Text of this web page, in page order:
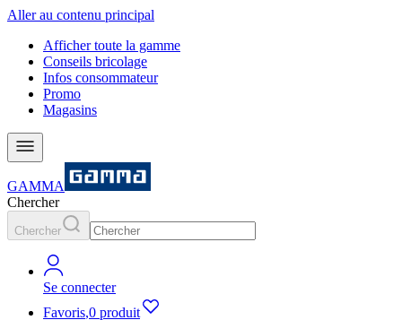
Aller au contenu principal
Afficher toute la gamme
Conseils bricolage
Infos consommateur
Promo
Magasins
GAMMA
Chercher
Chercher
Se connecter
Favoris,0 produit